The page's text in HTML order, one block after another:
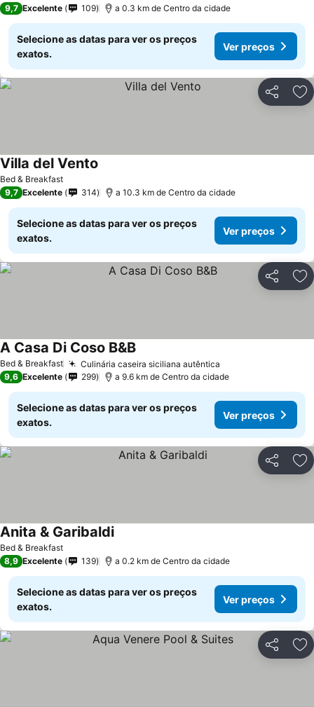
9,7 Excelente 109 a 0.3 km de Centro da cidade
Selecione as datas para ver os preços
exatos.
Ver preços
Partilhar
Bed & Breakfast
Villa del Vento
9,7 Excelente 314 a 10.3 km de Centro da cidade
Selecione as datas para ver os preços
exatos.
Ver preços
Partilhar
Bed & Breakfast Culinária caseira siciliana autêntica
A Casa Di Coso B&B
9,6 Excelente 299 a 9.6 km de Centro da cidade
Selecione as datas para ver os preços
exatos.
Ver preços
Partilhar
Bed & Breakfast
Anita & Garibaldi
8,9 Excelente 139 a 0.2 km de Centro da cidade
Selecione as datas para ver os preços
exatos.
Ver preços
Partilhar